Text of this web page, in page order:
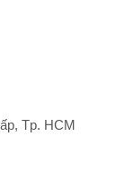
Tp. HCM